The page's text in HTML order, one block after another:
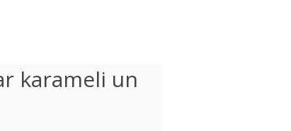
karameli un